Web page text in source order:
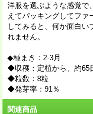
洋服を選ぶような感覚で
えてパッキングしてファ
してみると、何か面白い
れません。
◆種まき：2-3月
◆収穫：定植から、約65
◆粒数：8粒
◆発芽率：91％
関連商品